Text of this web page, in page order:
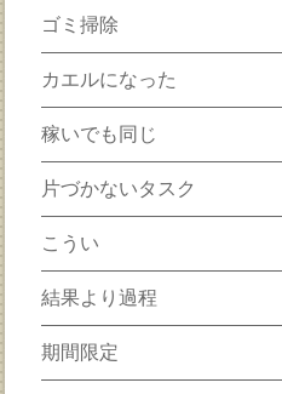
ゴミ掃除
カエルになった
稼いでも同じ
片づかないタスク
こうい
結果より過程
期間限定